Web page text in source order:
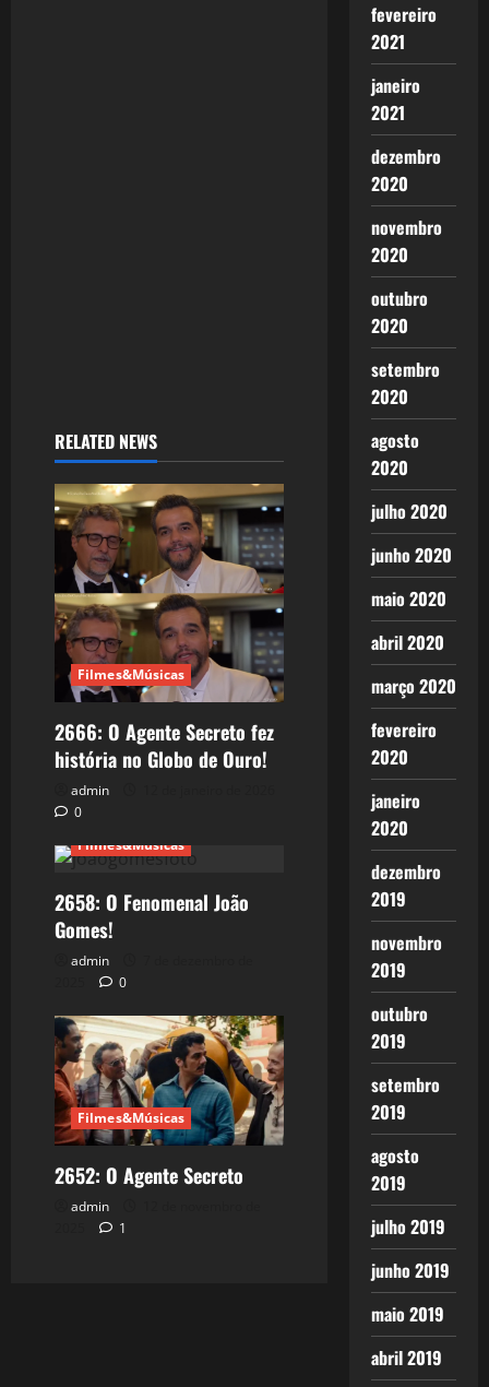
RELATED NEWS
Filmes&Músicas
2666: O Agente Secreto fez
história no Globo de Ouro!
admin
0
Filmes&Músicas
2658: O Fenomenal João
Gomes!
admin
0
Filmes&Músicas
2652: O Agente Secreto
admin
1
fevereiro
2021
janeiro
2021
dezembro
2020
novembro
2020
outubro
2020
setembro
2020
agosto
2020
julho 2020
junho 2020
maio 2020
abril 2020
março 2020
fevereiro
2020
janeiro
2020
dezembro
2019
novembro
2019
outubro
2019
setembro
2019
agosto
2019
julho 2019
junho 2019
maio 2019
abril 2019